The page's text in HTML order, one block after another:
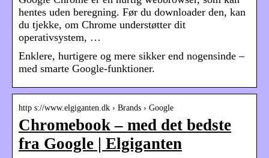
hentes uden beregning. Før du downloader den, kan
du tjekke, om Chrome understøtter dit
operativsystem, …
Enklere, hurtigere og mere sikker end nogensinde –
med smarte Google-funktioner.
http s://www.elgiganten.dk › Brands › Google
Chromebook – med det bedste
fra Google | Elgiganten